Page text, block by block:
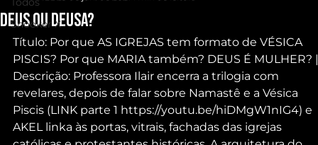
Snooker X
DEUS ou DEUSA?
Título: Por que AS IGREJAS tem formato de VÉSICA
PISCIS? Por que MARIA também? DEUS É MULHER?
Descrição: Professora Ilair encerra a trilogia com
revelares, depois de falar sobre Namastê e a Vésica
Piscis (LINK parte 1 https://youtu.be/hiDMgW1nIG4) e
AKEL linka às portas, vitrais, fachadas das igrejas